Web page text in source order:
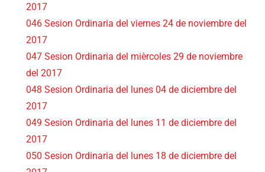
2017
046 Sesion Ordinaria del viernes 24 de noviembre del
2017
047 Sesion Ordinaria del mièrcoles 29 de noviembre
del 2017
048 Sesion Ordinaria del lunes 04 de diciembre del
2017
049 Sesion Ordinaria del lunes 11 de diciembre del
2017
050 Sesion Ordinaria del lunes 18 de diciembre del